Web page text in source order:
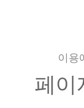
이용
페이